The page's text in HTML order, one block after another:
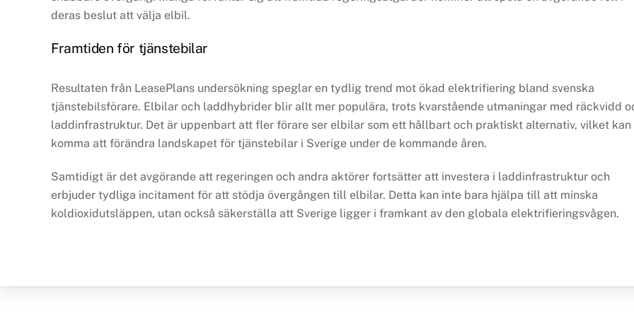
deras beslut att välja elbil.
Framtiden för tjänstebilar
Resultaten från LeasePlans undersökning speglar en tydlig trend mot ökad elektrifiering bland svenska
tjänstebilsförare. Elbilar och laddhybrider blir allt mer populära, trots kvarstående utmaningar med räckvidd
laddinfrastruktur. Det är uppenbart att fler förare ser elbilar som ett hållbart och praktiskt alternativ, vilket kan
komma att förändra landskapet för tjänstebilar i Sverige under de kommande åren.
Samtidigt är det avgörande att regeringen och andra aktörer fortsätter att investera i laddinfrastruktur och
erbjuder tydliga incitament för att stödja övergången till elbilar. Detta kan inte bara hjälpa till att minska
koldioxidutsläppen, utan också säkerställa att Sverige ligger i framkant av den globala elektrifieringsvågen.